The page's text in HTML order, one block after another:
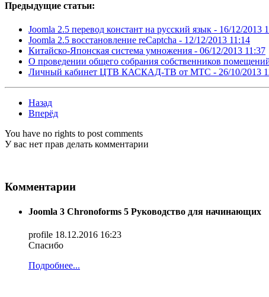
Предыдущие статьи:
Joomla 2.5 перевод констант на русский язык - 16/12/2013
Joomla 2.5 восстановление reCaptcha - 12/12/2013 11:14
Китайско-Японская система умножения - 06/12/2013 11:37
О проведении общего собрания собственников
Личный кабинет ЦТВ КАСКАД-ТВ от МТС - 26/10/2013
Назад
Вперёд
You have no rights to post comments
У вас нет прав делать комментарии
Комментарии
Joomla 3 Chronoforms 5 Руководство для начинающих
profile 18.12.2016 16:23
Спасибо
Подробнее...